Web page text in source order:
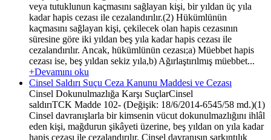
veya tutuklunun kaçmasını sağlayan kişi, bir yıldan üç yıla
kadar hapis cezası ile cezalandırılır.(2) Hükümlünün
kaçmasını sağlayan kişi, çekilecek olan hapis cezasının
süresine göre iki yıldan beş yıla kadar hapis cezası ile
cezalandırılır. Ancak, hükümlünün cezası;a) Müebbet hapis
cezası ise, beş yıldan sekiz yıla,b) Ağırlaştırılmış müebbet...
+Devamını oku
Cinsel Saldırı Suçu Ceza Kanunu Maddesi ve Cezası
Cinsel Dokunulmazlığa Karşı SuçlarCinsel
saldırıTCK Madde 102- (Değişik: 18/6/2014-6545/58 md.)(1)
Cinsel davranışlarla bir kimsenin vücut dokunulmazlığını ihlâl
eden kişi, mağdurun şikâyeti üzerine, beş yıldan on yıla kadar
hapis cezası ile cezalandırılır. Cinsel davranışın sarkıntılık